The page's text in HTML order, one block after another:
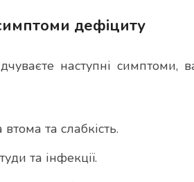
дефіциту
наступні симптоми,
та слабкість.
та інфекції.